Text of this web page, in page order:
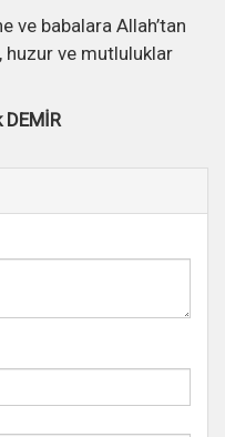
ve babalara Allah’tan
huzur ve mutluluklar